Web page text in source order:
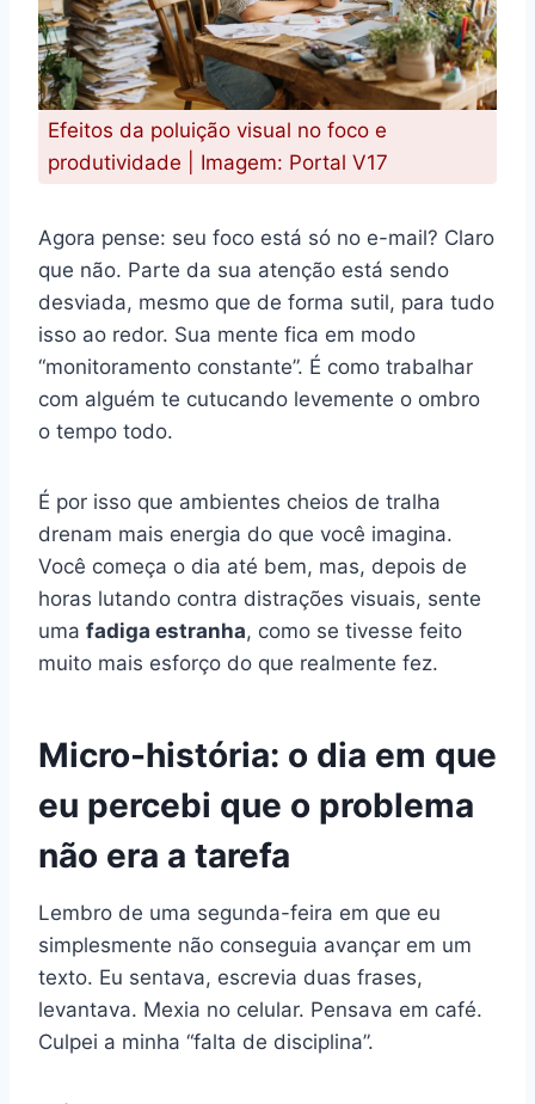
Efeitos da poluição visual no foco e
produtividade | Imagem: Portal V17
Agora pense: seu foco está só no e-mail? Claro
que não. Parte da sua atenção está sendo
desviada, mesmo que de forma sutil, para tudo
isso ao redor. Sua mente fica em modo
“monitoramento constante”. É como trabalhar
com alguém te cutucando levemente o ombro
o tempo todo.
É por isso que ambientes cheios de tralha
drenam mais energia do que você imagina.
Você começa o dia até bem, mas, depois de
horas lutando contra distrações visuais, sente
uma fadiga estranha, como se tivesse feito
muito mais esforço do que realmente fez.
Micro-história: o dia em que
eu percebi que o problema
não era a tarefa
Lembro de uma segunda-feira em que eu
simplesmente não conseguia avançar em um
texto. Eu sentava, escrevia duas frases,
levantava. Mexia no celular. Pensava em café.
Culpei a minha “falta de disciplina”.